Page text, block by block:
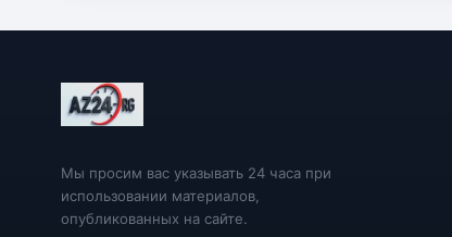
Мы просим вас указывать 24 часа при
использовании материалов,
опубликованных на сайте.